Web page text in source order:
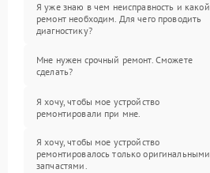
Я уже знаю в чем неисправность и какой
ремонт необходим. Для чего проводить
диагностику?
Мне нужен срочный ремонт. Сможете
сделать?
Я хочу, чтобы мое устройство
ремонтировали при мне.
Я хочу, чтобы мое устройство
ремонтировалось только оригинальными
запчастями.